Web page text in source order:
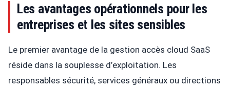
Les avantages opérationnels pour les
entreprises et les sites sensibles
Le premier avantage de la gestion accès cloud SaaS
réside dans la souplesse d’exploitation. Les
responsables sécurité, services généraux ou directions